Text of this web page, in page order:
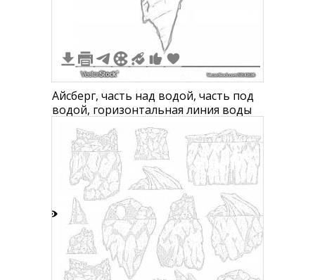
Айсберг, часть над водой, часть под
водой, горизонтальная линия воды